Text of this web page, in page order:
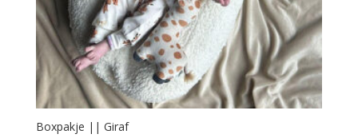
Boxpakje || Giraf